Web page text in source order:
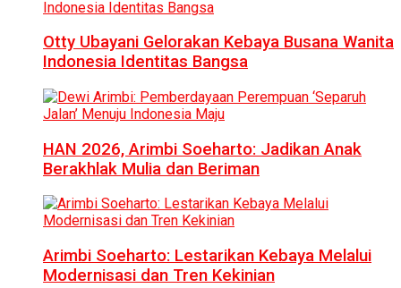
Otty Ubayani Gelorakan Kebaya Busana Wanita
Indonesia Identitas Bangsa
HAN 2026, Arimbi Soeharto: Jadikan Anak
Berakhlak Mulia dan Beriman
Arimbi Soeharto: Lestarikan Kebaya Melalui
Modernisasi dan Tren Kekinian